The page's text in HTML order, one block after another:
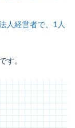
人経営者で、1人
す。